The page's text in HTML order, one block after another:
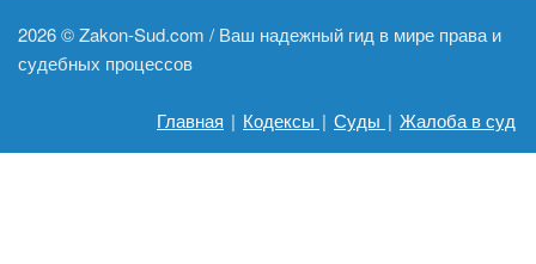
2026 ©Zakon-Sud.com / Ваш надежный гид в мире права и
судебных процессов
Главная | Кодексы | Суды | Жалоба в суд